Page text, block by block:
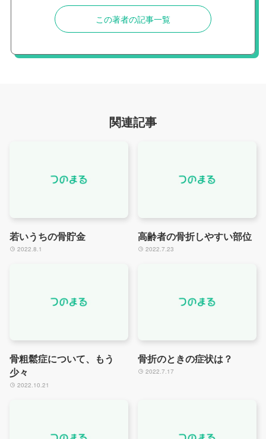
この著者の記事一覧
関連記事
若いうちの骨貯金
2022.8.1
高齢者の骨折しやすい部位
2022.7.23
骨粗鬆症について、もう
少々
2022.10.21
骨折のときの症状は？
2022.7.17